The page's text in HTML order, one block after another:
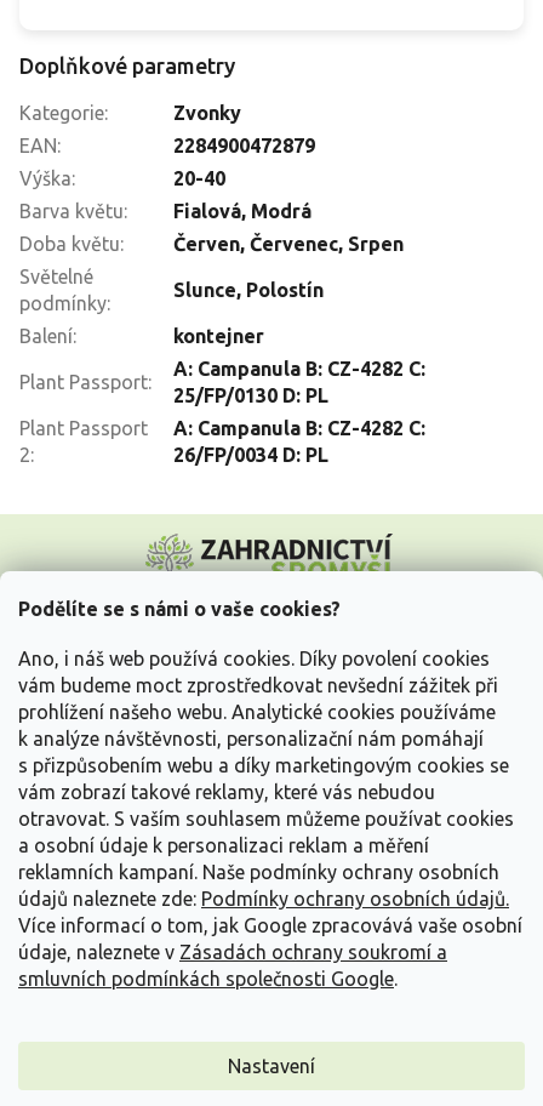
Podělíte se s námi o vaše cookies?
Ano, i náš web používá cookies. Díky povolení cookies
vám budeme moct zprostředkovat nevšední zážitek při
prohlížení našeho webu. Analytické cookies používáme
k analýze návštěvnosti, personalizační nám pomáhají
s přizpůsobením webu a díky marketingovým cookies se
vám zobrazí takové reklamy, které vás nebudou
otravovat. S vaším souhlasem můžeme používat cookies
a osobní údaje k personalizaci reklam a měření
reklamních kampaní. Naše podmínky ochrany osobních
údajů naleznete zde: Podmínky ochrany osobních údajů.
Více informací o tom, jak Google zpracovává vaše osobní
údaje, naleznete v Zásadách ochrany soukromí a
smluvních podmínkách společnosti Google.
Nastavení
Doplňkové parametry
Kategorie:
Zvonky
EAN:
2284900472879
Výška:
20-40
Barva květu: Fialová, Modrá
Doba květu: Červen, Červenec, Srpen
Světelné
podmínky:
Slunce, Polostín
Balení: kontejner
Plant Passport:
A: Campanula B: CZ-4282 C:
25/FP/0130 D: PL
Plant Passport
2:
A: Campanula B: CZ-4282 C:
26/FP/0034 D: PL
p
Vše o nákupu
Informace pro Vás
Kontakujte nás
Vytvořil Shoptet